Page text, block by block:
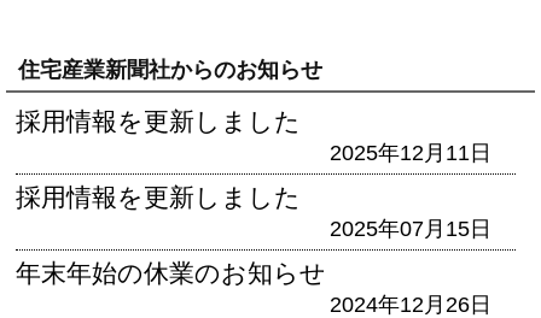
住宅産業新聞社からのお知らせ
採用情報を更新しました
2025年12月11日
採用情報を更新しました
2025年07月15日
年末年始の休業のお知らせ
2024年12月26日